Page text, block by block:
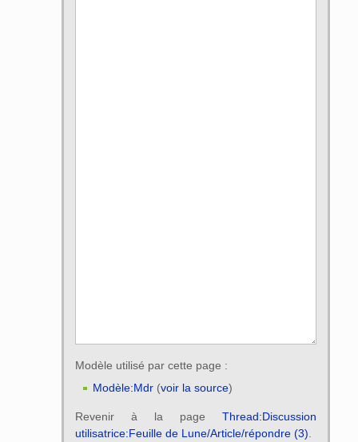
Modèle utilisé par cette page :
Modèle:Mdr (voir la source)
Revenir à la pageThread:Discussion
utilisatrice:Feuille de Lune/Article/répondre (3)